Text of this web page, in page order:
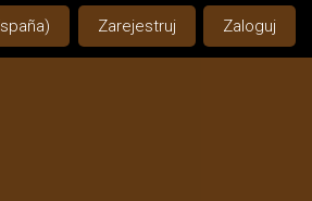
Zarejestruj Zaloguj